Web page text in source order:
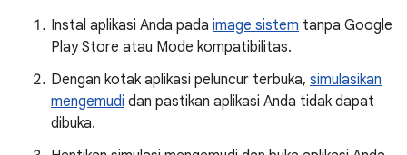
Instal aplikasi Anda pada image sistem tanpa Google
Play Store atau Mode kompatibilitas.
Dengan kotak aplikasi peluncur terbuka, simulasikan
mengemudi dan pastikan aplikasi Anda tidak dapat
dibuka.